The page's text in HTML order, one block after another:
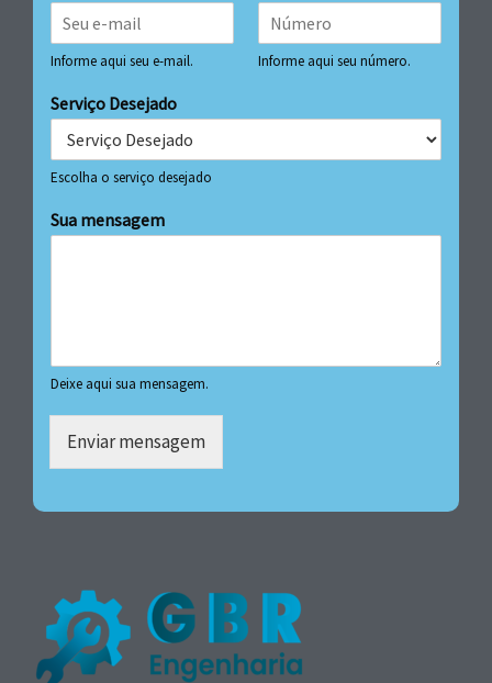
Informe aqui seu e-mail. Informe aqui seu número.
Serviço Desejado
Escolha o serviço desejado
Sua mensagem
Deixe aqui sua mensagem.
Enviar mensagem